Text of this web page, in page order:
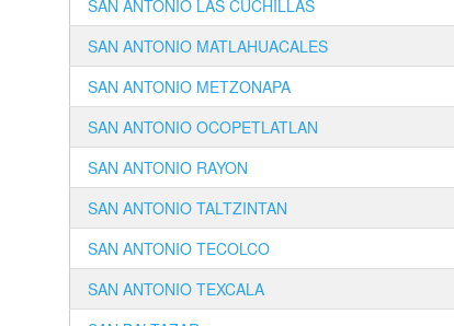
SAN ANTONIO LAS CUCHILLAS
SAN ANTONIO MATLAHUACALES
SAN ANTONIO METZONAPA
SAN ANTONIO OCOPETLATLAN
SAN ANTONIO RAYON
SAN ANTONIO TALTZINTAN
SAN ANTONIO TECOLCO
SAN ANTONIO TEXCALA